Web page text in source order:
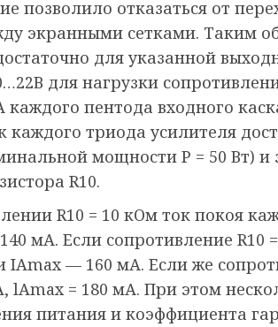
позволило отказаться от
экранными сетками. Таким
для указанной
для нагрузки
пентода входного
триода усилителя
мощности Р = 50 Вт) и
R10.
R10 = 10 кОм ток покоя
мА. Если сопротивление R10
IAmax — 160 мА. Если же
lAmax = 180 мА. При этом
питания и коэффициента